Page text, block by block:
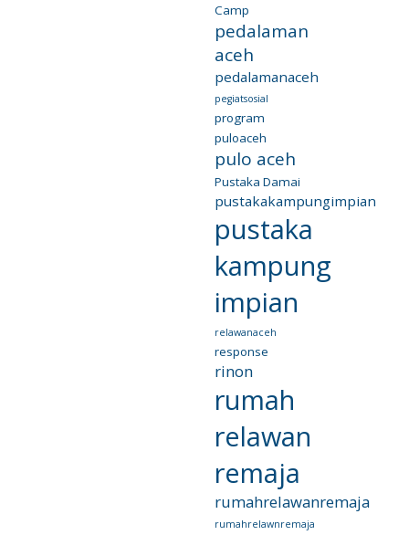
Camp
pedalaman
aceh
pedalamanaceh
pegiatsosial
program
puloaceh
pulo aceh
Pustaka Damai
pustakakampungimpian
pustaka
kampung
impian
relawanaceh
response
rinon
rumah
relawan
remaja
rumahrelawanremaja
rumahrelawnremaja